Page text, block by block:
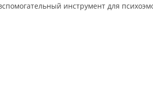
инструмент для